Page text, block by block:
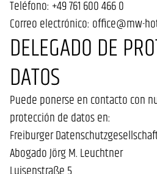
Teléfono: +49 761 600 466 0
Correo electrónico: office@mw-
DELEGADO DE
DATOS
Puede ponerse en contacto con
protección de datos en:
Freiburger
Abogado Jörg M. Leuchtner
Luisenstraße 5